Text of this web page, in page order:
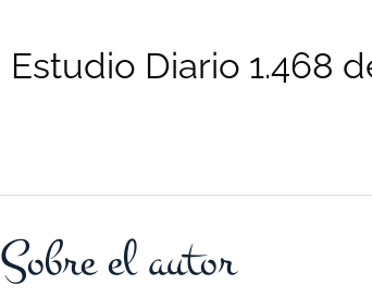
Estudio Diario 1.468
Sobre el autor